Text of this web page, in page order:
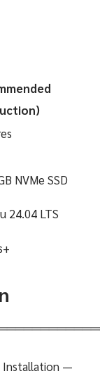
NVMe SSD
24.04 LTS
Installation —